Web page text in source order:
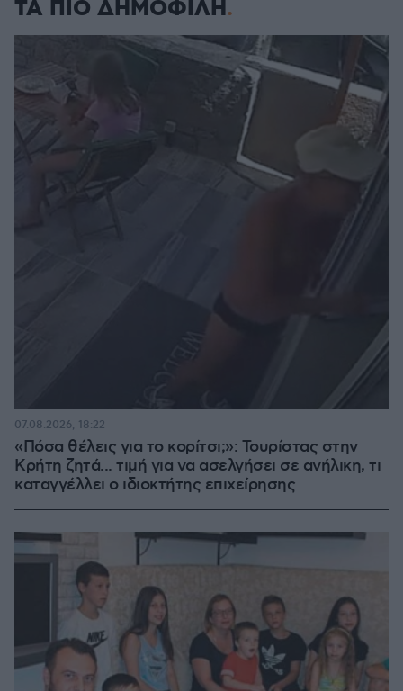
ΤΑ ΠΙΟ ΔΗΜΟΦΙΛΗ
«Πόσα θέλεις για το κορίτσι;»: Τουρίστας στην
Κρήτη ζητά... τιμή για να ασελγήσει σε ανήλικη, τι
καταγγέλλει ο ιδιοκτήτης επιχείρησης
07.08.2026, 18:22